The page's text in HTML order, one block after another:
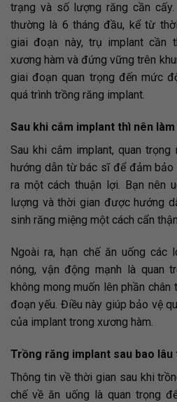
trạng và số lượng răng cần
thường là 6 tháng đầu, kể từ
giai đoạn này, trụ implant cần
xương hàm và đứng vững trên
giai đoạn quan trọng đến mức
quá trình trồng răng implant.
Sau khi cắm implant thì nên làm
Sau khi cắm implant, quan
hướng dẫn từ bác sĩ để đảm bảo
ra một cách thuận lợi. Bạn nên
lượng và thời gian được hướng
sinh răng miệng một cách cẩn
Ngoài ra, hạn chế ăn uống các
nóng, vận động mạnh là quan
không mong muốn lên phần
đoạn yếu. Điều này giúp bảo vệ
của implant trong xương hàm.
Trồng răng implant sau bao lâu
Thông tin về thời gian sau khi
chế về ăn uống là quan trọng